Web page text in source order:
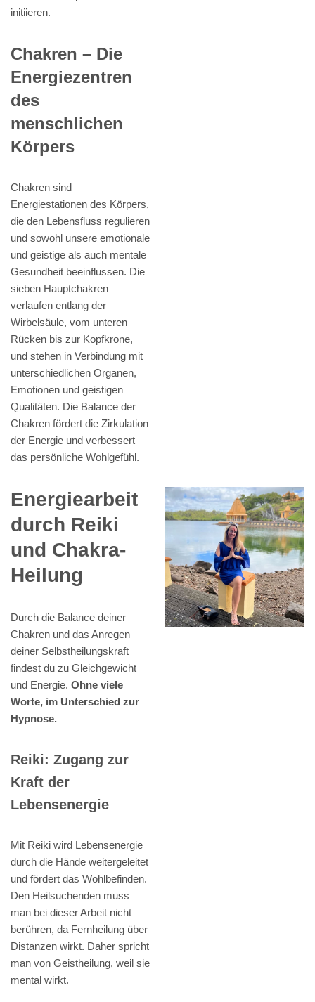
initiieren.
Chakren – Die
Energiezentren
des
menschlichen
Körpers
Chakren sind
Energiestationen des Körpers,
die den Lebensfluss regulieren
und sowohl unsere emotionale
und geistige als auch mentale
Gesundheit beeinflussen. Die
sieben Hauptchakren
verlaufen entlang der
Wirbelsäule, vom unteren
Rücken bis zur Kopfkrone,
und stehen in Verbindung mit
unterschiedlichen Organen,
Emotionen und geistigen
Qualitäten. Die Balance der
Chakren fördert die Zirkulation
der Energie und verbessert
das persönliche Wohlgefühl.
Energiearbeit
durch Reiki
und Chakra-
Heilung
Durch die Balance deiner
Chakren und das Anregen
deiner Selbstheilungskraft
findest du zu Gleichgewicht
und Energie. Ohne viele
Worte, im Unterschied zur
Hypnose.
Reiki: Zugang zur
Kraft der
Lebensenergie
Mit Reiki wird Lebensenergie
durch die Hände weitergeleitet
und fördert das Wohlbefinden.
Den Heilsuchenden muss
man bei dieser Arbeit nicht
berühren, da Fernheilung über
Distanzen wirkt. Daher spricht
man von Geistheilung, weil sie
mental wirkt.